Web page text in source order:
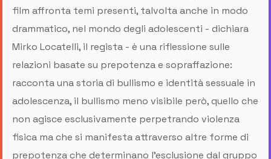
film affronta temi presenti, talvolta anche in modo
drammatico, nel mondo degli adolescenti - dichiara
Mirko Locatelli, il regista - è una riflessione sulle
relazioni basate su prepotenza e sopraffazione:
racconta una storia di bullismo e identità sessuale in
adolescenza, il bullismo meno visibile però, quello che
non agisce esclusivamente perpetrando violenza
fisica ma che si manifesta attraverso altre forme di
prepotenza che determinano l'esclusione dal gruppo